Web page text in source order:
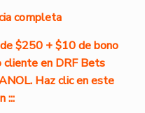
completa
$250 + $10 de bono
cliente en DRF Bets
Haz clic en este
:::